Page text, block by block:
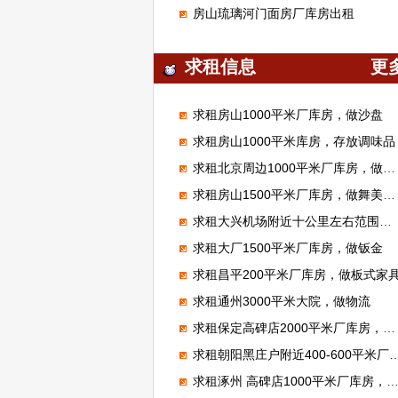
房山琉璃河门面房厂库房出租
求租信息 更
求租房山1000平米厂库房，做沙盘
求租房山1000平米库房，存放调味品
求租北京周边1000平米厂库房，做腻子粉
求租房山1500平米厂库房，做舞美展览
求租大兴机场附近十公里左右范围库房厂房1000平米左右能进大车的
求租大厂1500平米厂库房，做钣金
求租昌平200平米厂库房，做板式家
求租通州3000平米大院，做物流
求租保定高碑店2000平米厂库房，加工无纺布
求租朝阳黑庄户附近400-600平米厂库房，做市区配送
求租涿州 高碑店1000平米厂库房，做装修材料